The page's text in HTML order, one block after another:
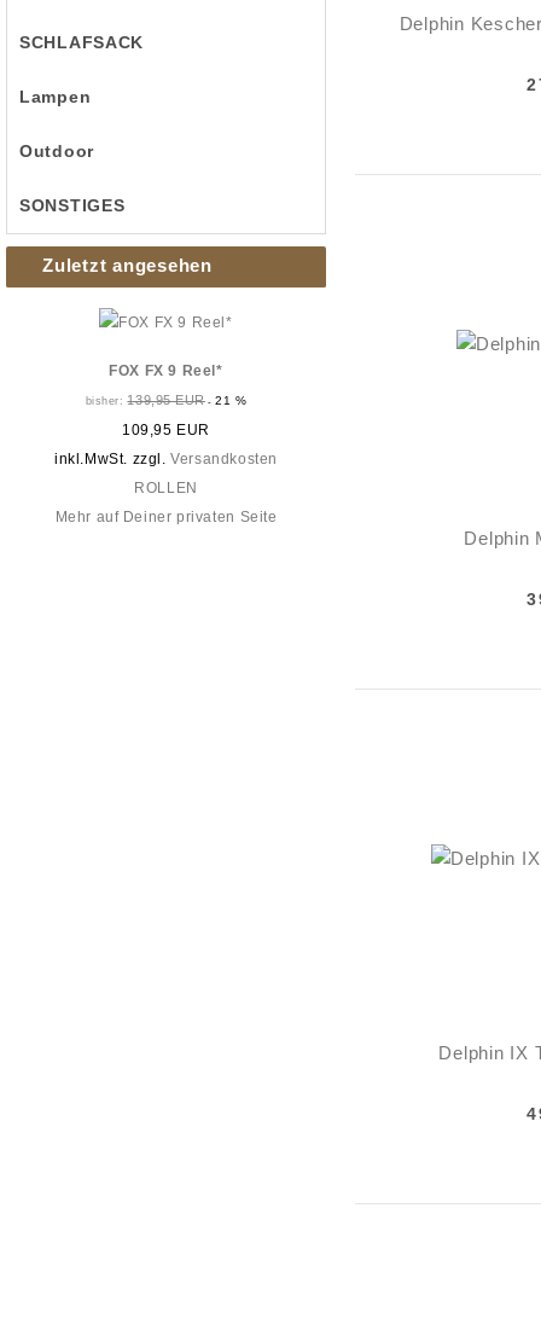
SCHLAFSACK
Lampen
Outdoor
SONSTIGES
Zuletzt angesehen
FOX FX 9 Reel*
bisher:139,95 EUR-21 %
109,95 EUR
inkl.MwSt. zzgl.Versandkosten
ROLLEN
Mehr auf Deiner privaten Seite
Delphin
Delphin
Delphin IX